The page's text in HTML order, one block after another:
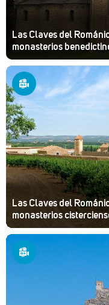
Las Claves del
monasterios
Las Claves del
monasterios